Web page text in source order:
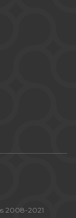
2008-2021